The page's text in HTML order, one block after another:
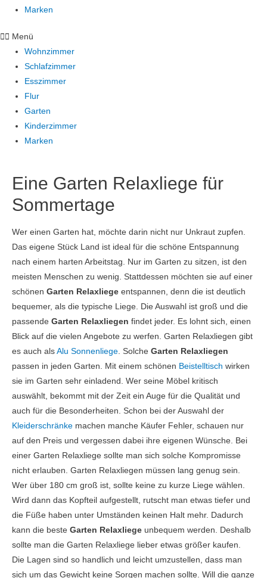
Marken
Menü
Wohnzimmer
Schlafzimmer
Esszimmer
Flur
Garten
Kinderzimmer
Marken
Eine Garten Relaxliege für
Sommertage
Wer einen Garten hat, möchte darin nicht nur Unkraut zupfen.
Das eigene Stück Land ist ideal für die schöne Entspannung
nach einem harten Arbeitstag. Nur im Garten zu sitzen, ist den
meisten Menschen zu wenig. Stattdessen möchten sie auf einer
schönen Garten Relaxliege entspannen, denn die ist deutlich
bequemer, als die typische Liege. Die Auswahl ist groß und die
passende Garten Relaxliegen findet jeder. Es lohnt sich, einen
Blick auf die vielen Angebote zu werfen. Garten Relaxliegen gibt
es auch als Alu Sonnenliege. Solche Garten Relaxliegen
passen in jeden Garten. Mit einem schönen Beistelltisch wirken
sie im Garten sehr einladend. Wer seine Möbel kritisch
auswählt, bekommt mit der Zeit ein Auge für die Qualität und
auch für die Besonderheiten. Schon bei der Auswahl der
Kleiderschränke machen manche Käufer Fehler, schauen nur
auf den Preis und vergessen dabei ihre eigenen Wünsche. Bei
einer Garten Relaxliege sollte man sich solche Kompromisse
nicht erlauben. Garten Relaxliegen müssen lang genug sein.
Wer über 180 cm groß ist, sollte keine zu kurze Liege wählen.
Wird dann das Kopfteil aufgestellt, rutscht man etwas tiefer und
die Füße haben unter Umständen keinen Halt mehr. Dadurch
kann die beste Garten Relaxliege unbequem werden. Deshalb
sollte man die Garten Relaxliege lieber etwas größer kaufen.
Die Lagen sind so handlich und leicht umzustellen, dass man
sich um das Gewicht keine Sorgen machen sollte. Will die ganze